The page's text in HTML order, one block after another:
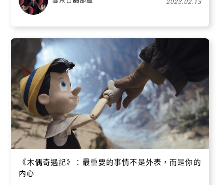
2023.02.13
《木偶奇遇記》：最重要的事情不是外表，而是你的
內心